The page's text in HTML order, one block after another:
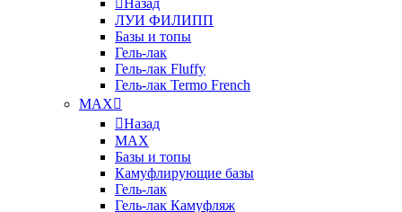
Назад
ЛУИ ФИЛИПП
Базы и топы
Гель-лак
Гель-лак Fluffy
Гель-лак Termo French
MAX
Назад
MAX
Базы и топы
Камуфлирующие базы
Гель-лак
Гель-лак Камуфляж